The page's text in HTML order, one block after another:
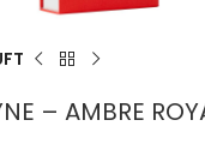
– AMBRE